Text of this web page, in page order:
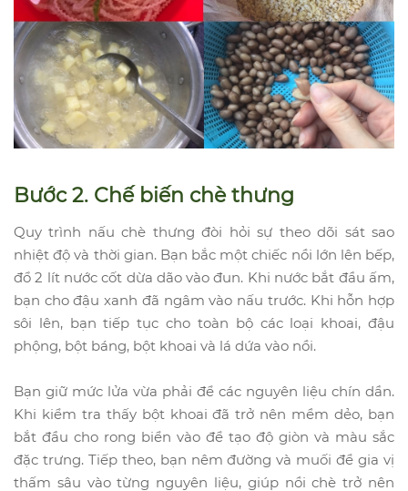
Bước 2. Chế biến chè thưng
Quy trình nấu chè thưng đòi hỏi sự theo dõi sát sao
nhiệt độ và thời gian. Bạn bắc một chiếc nồi lớn lên bếp,
đổ 2 lít nước cốt dừa dão vào đun. Khi nước bắt đầu ấm,
bạn cho đậu xanh đã ngâm vào nấu trước. Khi hỗn hợp
sôi lên, bạn tiếp tục cho toàn bộ các loại khoai, đậu
phộng, bột báng, bột khoai và lá dứa vào nồi.
Bạn giữ mức lửa vừa phải để các nguyên liệu chín dần.
Khi kiểm tra thấy bột khoai đã trở nên mềm dẻo, bạn
bắt đầu cho rong biển vào để tạo độ giòn và màu sắc
đặc trưng. Tiếp theo, bạn nêm đường và muối để gia vị
thấm sâu vào từng nguyên liệu, giúp nồi chè trở nên